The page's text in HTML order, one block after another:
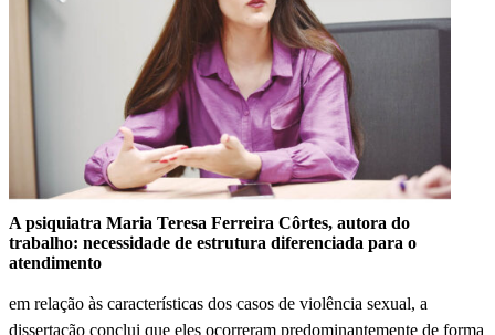
A psiquiatra Maria Teresa Ferreira Côrtes, autora do
trabalho: necessidade de estrutura diferenciada para o
atendimento
em relação às características dos casos de violência sexual, a
dissertação conclui que eles ocorreram predominantemente de forma